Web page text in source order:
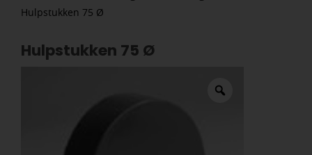
Hulpstukken 75 Ø
Hulpstukken 75 Ø